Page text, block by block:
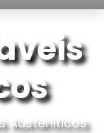
Austeniticos